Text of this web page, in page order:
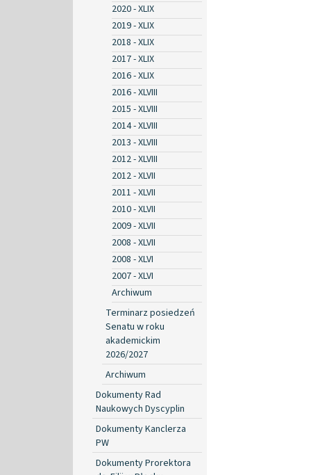
2020 - XLIX
2019 - XLIX
2018 - XLIX
2017 - XLIX
2016 - XLIX
2016 - XLVIII
2015 - XLVIII
2014 - XLVIII
2013 - XLVIII
2012 - XLVIII
2012 - XLVII
2011 - XLVII
2010 - XLVII
2009 - XLVII
2008 - XLVII
2008 - XLVI
2007 - XLVI
Archiwum
Terminarz posiedzeń
Senatu w roku
akademickim
2026/2027
Archiwum
Dokumenty Rad
Naukowych Dyscyplin
Dokumenty Kanclerza
PW
Dokumenty Prorektora